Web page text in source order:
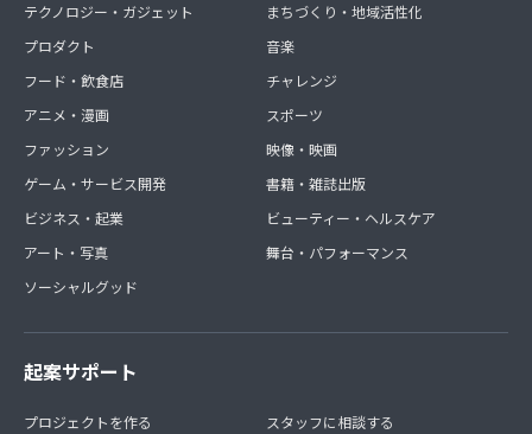
テクノロジー・ガジェット
プロダクト
フード・飲食店
アニメ・漫画
ファッション
ゲーム・サービス開発
ビジネス・起業
アート・写真
ソーシャルグッド
まちづくり・地域活性化
音楽
チャレンジ
スポーツ
映像・映画
書籍・雑誌出版
ビューティー・ヘルスケア
舞台・パフォーマンス
起案サポート
プロジェクトを作る
スタッフに相談する